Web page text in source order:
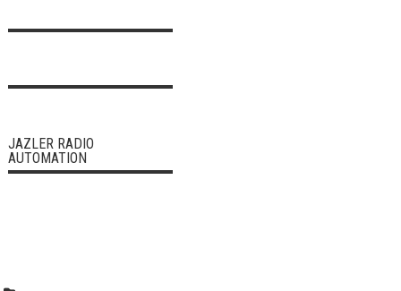
JAZLER RADIO
AUTOMATION